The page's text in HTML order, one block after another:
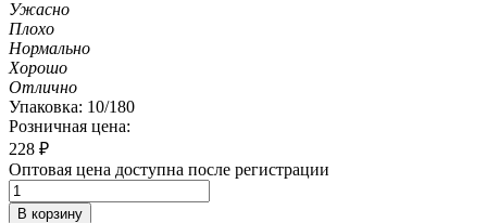
Ужасно
Плохо
Нормально
Хорошо
Отлично
Упаковка: 10/180
Розничная цена:
228 ₽
Оптовая цена доступна после регистрации
В корзину